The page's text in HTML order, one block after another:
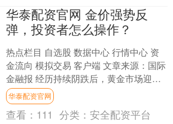
华泰配资官网 金价强势反
弹，投资者怎么操作？
热点栏目 自选股 数据中心 行情中心 资
金流向 模拟交易 客户端 文章来源：国际
金融报 经历持续阴跌后，黄金市场迎来
一轮强势反弹行情。 5月6日，国际金价
短暂震....
华泰配资官网
查看： 111 分类：安全配资平台